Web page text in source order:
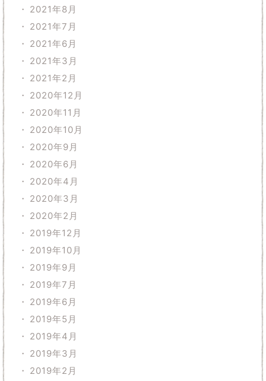
2021年8月
2021年7月
2021年6月
2021年3月
2021年2月
2020年12月
2020年11月
2020年10月
2020年9月
2020年6月
2020年4月
2020年3月
2020年2月
2019年12月
2019年10月
2019年9月
2019年7月
2019年6月
2019年5月
2019年4月
2019年3月
2019年2月